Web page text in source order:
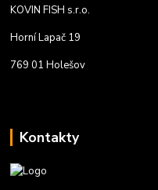
KOVIN FISH s.r.o.
Horní Lapač 19
769 01 Holešov
Kontakty